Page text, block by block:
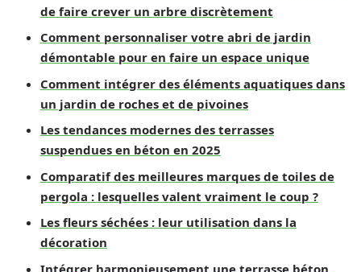
de faire crever un arbre discrètement
Comment personnaliser votre abri de jardin
démontable pour en faire un espace unique
Comment intégrer des éléments aquatiques dans
un jardin de roches et de pivoines
Les tendances modernes des terrasses
suspendues en béton en 2025
Comparatif des meilleures marques de toiles de
pergola : lesquelles valent vraiment le coup ?
Les fleurs séchées : leur utilisation dans la
décoration
Intégrer harmonieusement une terrasse béton